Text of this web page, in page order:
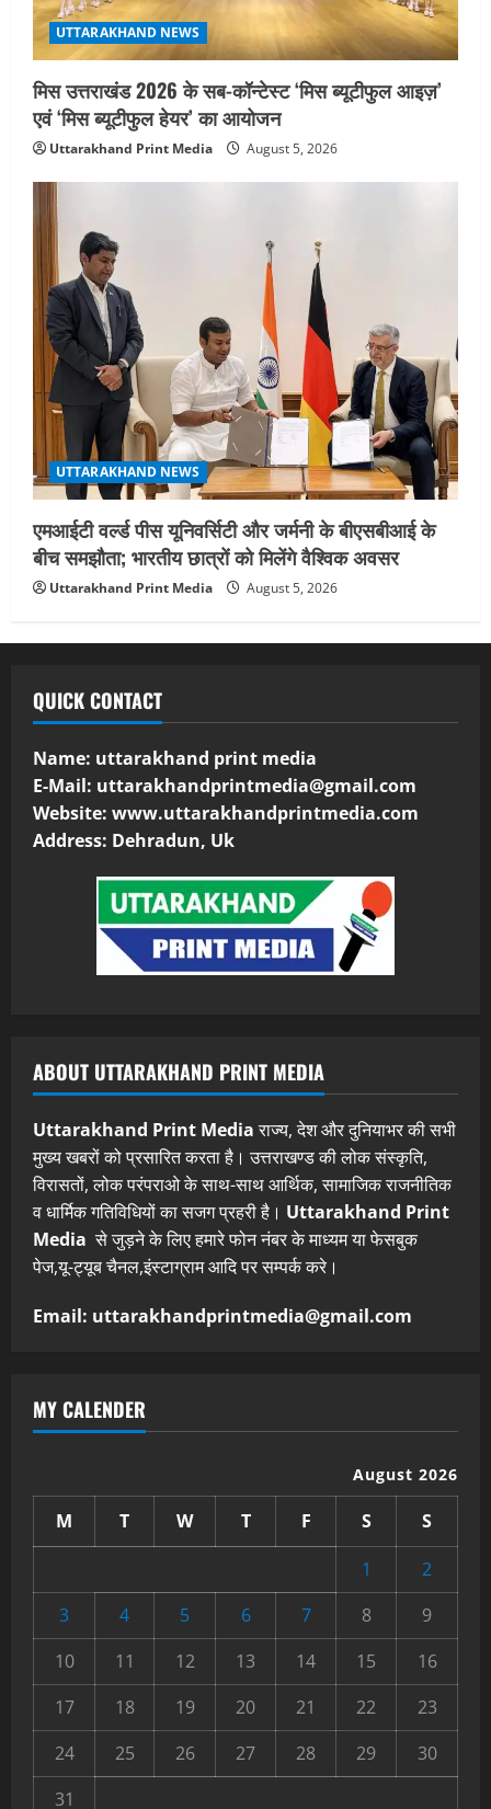
UTTARAKHAND NEWS
मिस उत्तराखंड 2026 के सब-कॉन्टेस्ट ‘मिस ब्यूटीफुल आइज़’
एवं ‘मिस ब्यूटीफुल हेयर’ का आयोजन
Uttarakhand Print Media August 5, 2026
UTTARAKHAND NEWS
एमआईटी वर्ल्ड पीस यूनिवर्सिटी और जर्मनी के बीएसबीआई के
बीच समझौता; भारतीय छात्रों को मिलेंगे वैश्विक अवसर
Uttarakhand Print Media August 5, 2026
QUICK CONTACT
Name: uttarakhand print media
E-Mail: uttarakhandprintmedia@gmail.com
Website: www.uttarakhandprintmedia.com
Address: Dehradun, Uk
ABOUT UTTARAKHAND PRINT MEDIA
Uttarakhand Print Mediaराज्य, देश और दुनियाभर की सभी
मुख्य खबरों को प्रसारित करता है। उत्तराखण्ड की लोक संस्कृति,
विरासतों, लोक परंपराओ के साथ-साथ आर्थिक, सामाजिक राजनीतिक
व धार्मिक गतिविधियों का सजग प्रहरी है। Uttarakhand Print
Media से जुड़ने के लिए हमारे फोन नंबर के माध्यम या फेसबुक
पेज,यू-ट्यूब चैनल,इंस्टाग्राम आदि पर सम्पर्क करे।
Email: uttarakhandprintmedia@gmail.com
MY CALENDER
August 2026
M T W T F S
S
1
2
3
4 5 6 7 8
9
10
11 12 13 14 15
16
17
18 19 20 21 22
23
24
25 26 27 28 29
30
31